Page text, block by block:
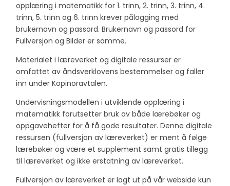
opplæring i matematikk for 1. trinn, 2. trinn, 3. trinn, 4.
trinn, 5. trinn og 6. trinn krever pålogging med
brukernavn og passord. Brukernavn og passord for
Fullversjon og Bilder er samme.
Materialet i læreverket og digitale ressurser er
omfattet av åndsverklovens bestemmelser og faller
inn under Kopinoravtalen.
Undervisningsmodellen i utviklende opplæring i
matematikk forutsetter bruk av både lærebøker og
oppgavehefter for å få gode resultater. Denne digitale
ressursen (fullversjon av læreverket) er ment å følge
lærebøker og være et supplement samt gratis tillegg
til læreverket og ikke erstatning av læreverket.
Fullversjon av læreverket er lagt ut på vår webside kun